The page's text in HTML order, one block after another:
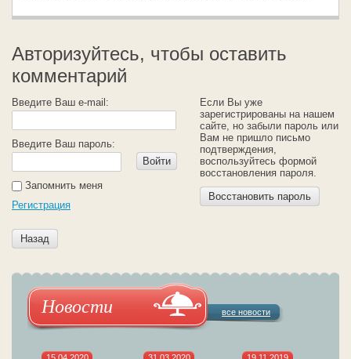
Авторизуйтесь, чтобы оставить
комментарий
Введите Ваш e-mail:
Введите Ваш пароль:
Войти
Запомнить меня
Регистрация
Если Вы уже
зарегистрированы на нашем
сайте, но забыли пароль или
Вам не пришло письмо
подтверждения,
воспользуйтесь формой
восстановления пароля.
Восстановить пароль
Назад
Новости все новости